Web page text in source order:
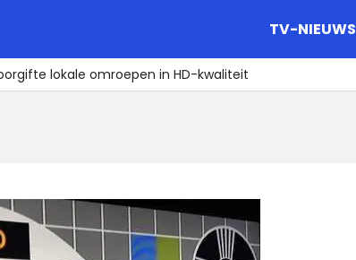
TV-NIEUWS
lokale omroepen in HD-kwaliteit